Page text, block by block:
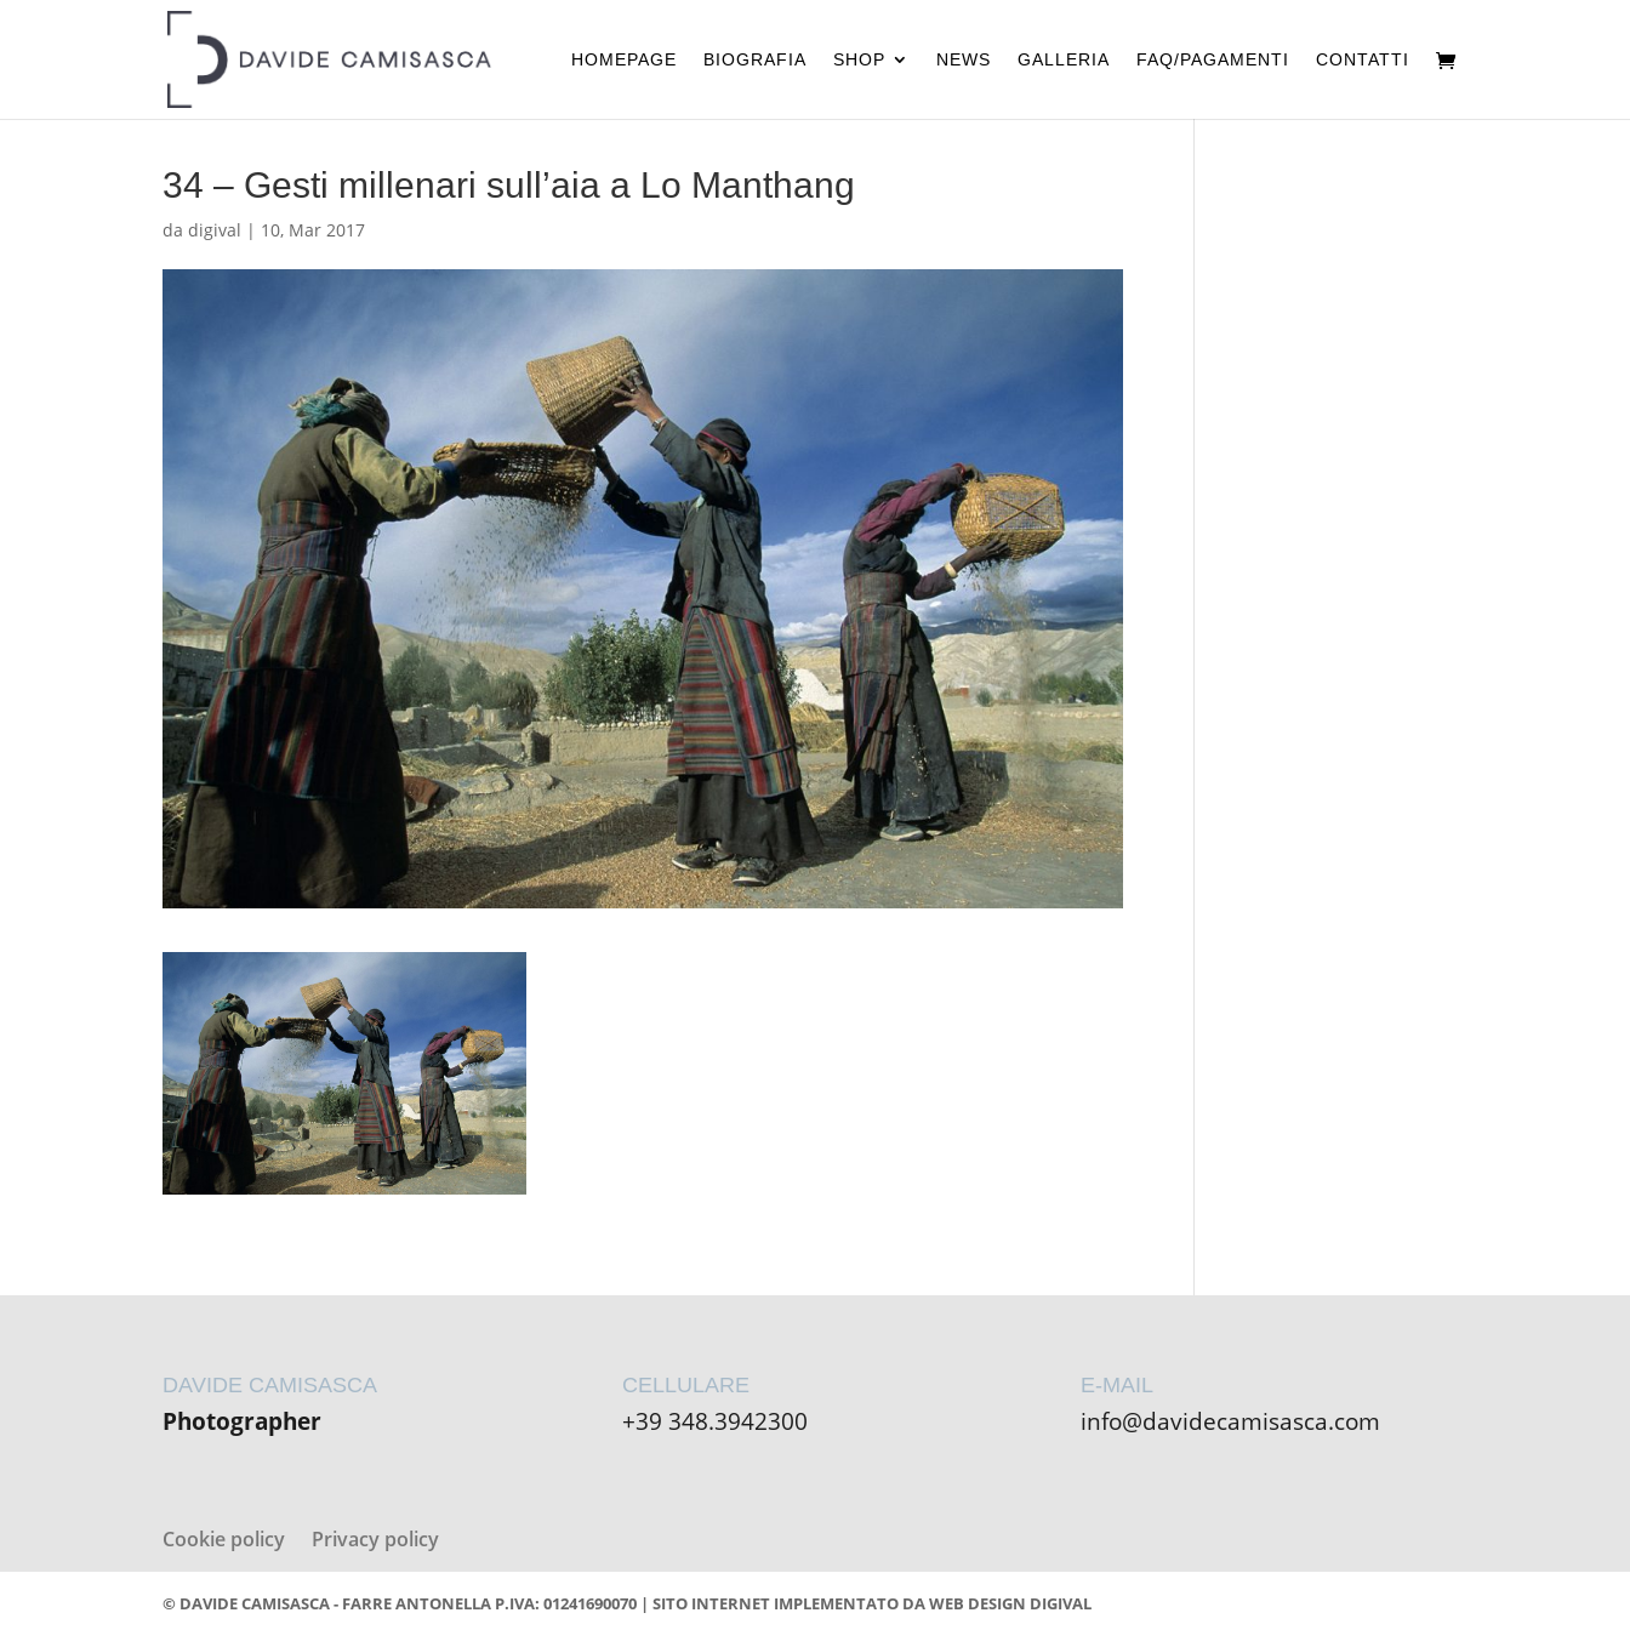
HOMEPAGE BIOGRAFIA SHOP NEWS GALLERIA FAQ/PAGAMENTI CONTATTI
34 – Gesti millenari sull’aia a Lo Manthang
dadigival | 10, Mar 2017
DAVIDE CAMISASCA
Photographer
CELLULARE
+39 348.3942300
E-MAIL
info@davidecamisasca.com
Cookie policy Privacy policy
© DAVIDE CAMISASCA - FARRE ANTONELLA P.IVA: 01241690070 | SITO INTERNET IMPLEMENTATO DAWEB DESIGN DIGIVAL